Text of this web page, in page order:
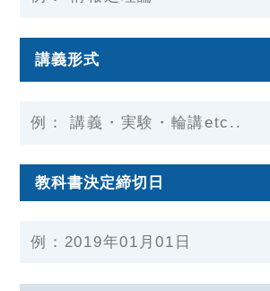
講義形式
教科書決定締切日